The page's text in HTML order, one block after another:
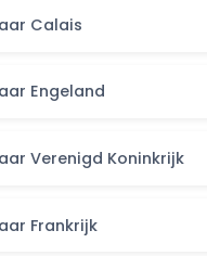
Calais
Engeland
Verenigd Koninkrijk
Frankrijk